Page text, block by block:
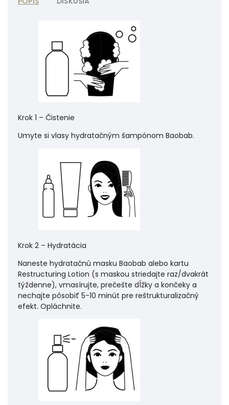
Krok 1 – Čistenie
Umyte si vlasy hydratačným šampónom Baobab.
Krok 2 – Hydratácia
Naneste hydratačnú masku Baobab alebo kartu
Restructuring Lotion (s maskou striedajte raz/dvakrát
týždenne), vmasírujte, prečešte dĺžky a končeky a
nechajte pôsobiť 5-10 minút pre reštrukturalizačný
efekt. Opláchnite.